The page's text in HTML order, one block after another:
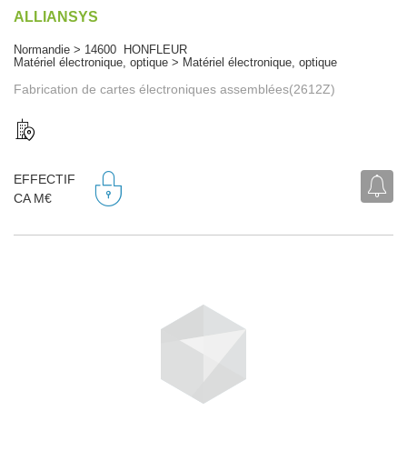
ALLIANSYS
Normandie > 14600 HONFLEUR
Matériel électronique, optique > Matériel électronique, optique
Fabrication de cartes électroniques assemblées(2612Z)
EFFECTIF
CA M€